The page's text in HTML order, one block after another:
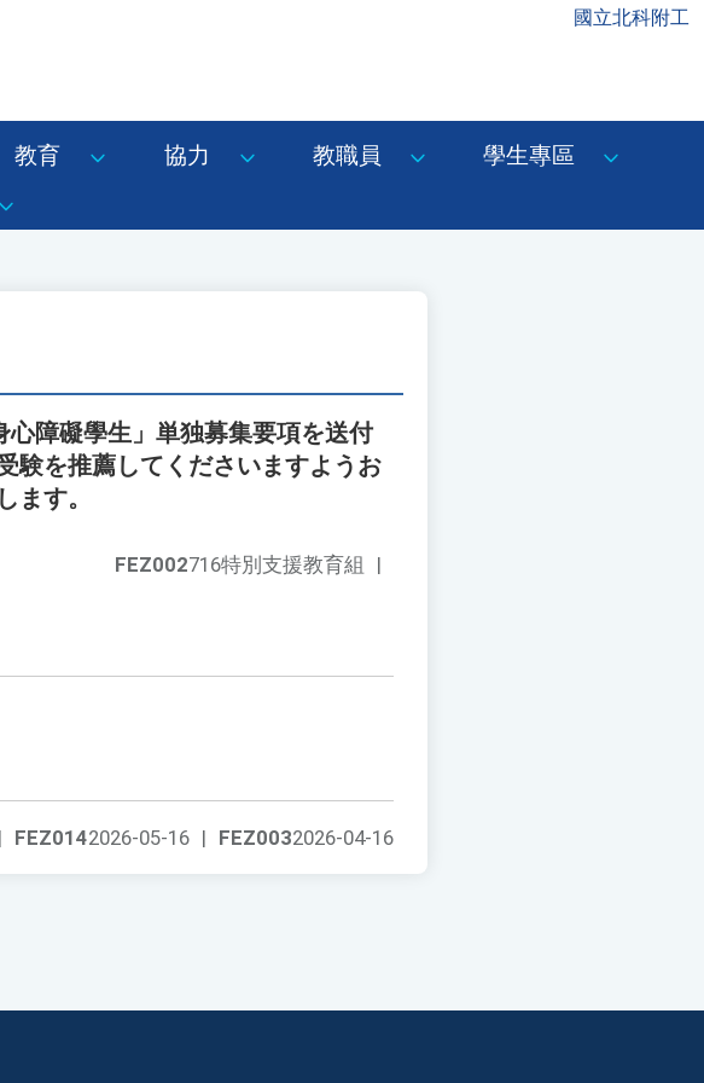
國立北科附工
教育 協力 教職員
學生專區
障礙學生」単独募集要項を送付
験を推薦してくださいますようお
ます。
FEZ002716特別支援教育組 |
FEZ0032026-04-16
FEZ0142026-05-16 |
|